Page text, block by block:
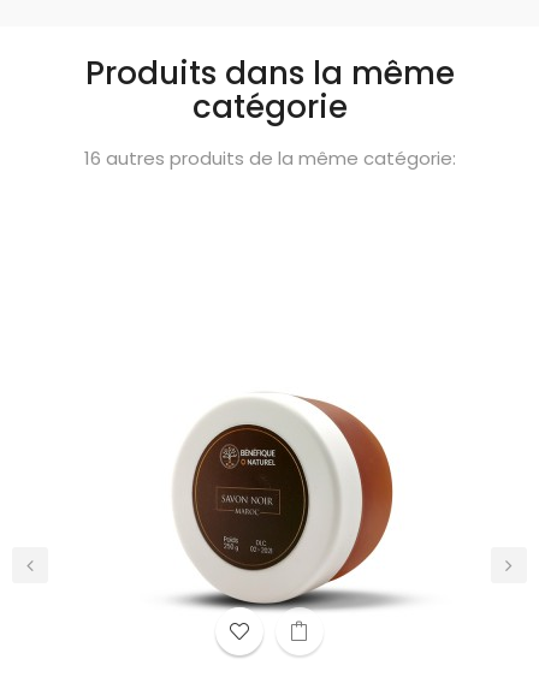
Produits dans la même
catégorie
16 autres produits de la même catégorie: